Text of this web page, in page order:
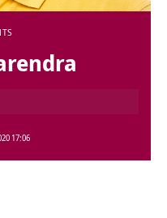
17:06